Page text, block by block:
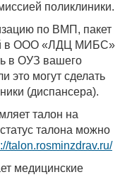
поликлиники.
по ВМП, пакет
в ООО «ЛДЦ МИБС»
в ОУЗ вашего
это могут сделать
(диспансера).
талон на
талона можно
talon.rosminzdrav.ru/
медицинские